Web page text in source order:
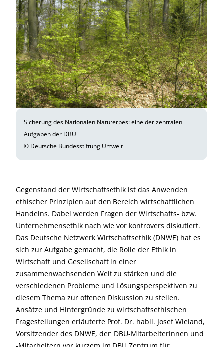
Sicherung des Nationalen Naturerbes: eine der zentralen
Aufgaben der DBU
© Deutsche Bundesstiftung Umwelt
Gegenstand der Wirtschaftsethik ist das Anwenden
ethischer Prinzipien auf den Bereich wirtschaftlichen
Handelns. Dabei werden Fragen der Wirtschafts- bzw.
Unternehmensethik nach wie vor kontrovers diskutiert.
Das Deutsche Netzwerk Wirtschaftsethik (DNWE) hat es
sich zur Aufgabe gemacht, die Rolle der Ethik in
Wirtschaft und Gesellschaft in einer
zusammenwachsenden Welt zu stärken und die
verschiedenen Probleme und Lösungsperspektiven zu
diesem Thema zur offenen Diskussion zu stellen.
Ansätze und Hintergründe zu wirtschaftsethischen
Fragestellungen erläuterte Prof. Dr. habil. Josef Wieland,
Vorsitzender des DNWE, den DBU-Mitarbeiterinnen und